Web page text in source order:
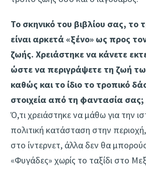
Το σκηνικό του βιβλίου σας, το
είναι αρκετά «ξένο» ως προς
ζωής. Χρειάστηκε να κάνετε
ώστε να περιγράψετε τη ζωή
καθώς και το ίδιο το τροπικό
στοιχεία από τη φαντασία σας;
Ό,τι χρειάστηκε να μάθω για την
πολιτική κατάσταση στην
στο ίντερνετ, άλλα δεν θα
«Φυγάδες» χωρίς το ταξίδι στο